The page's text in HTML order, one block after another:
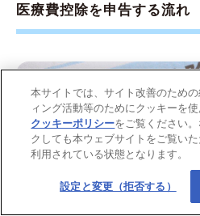
医療費控除を申告する流れ
本サイトでは、サイト改善のため
ィング活動等のためにクッキーを
クッキーポリシーをご覧ください
クしても本ウェブサイトをご覧い
利用されている状態となります。
設定と変更（拒否する）